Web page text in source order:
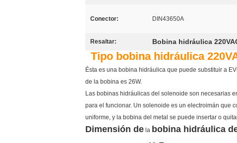
Conector: DIN43650A
Resaltar: Bobina hidráulica
Tipo bobina hidráulica
Ésta es una bobina hidráulica que puede substituir a
de la bobina es 26W.
Las bobinas hidráulicas del solenoide son necesarias
para el funcionar. Un solenoide es un electroimán que
uniforme, y la bobina del metal se puede insertar o
Dimensión de la bobina hidráulica